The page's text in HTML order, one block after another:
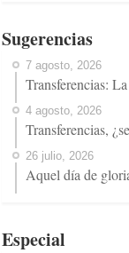
Sugerencias
7 agosto, 2026
Transferencias:
4 agosto, 2026
Transferencias,
26 julio, 2026
Aquel día de
Especial